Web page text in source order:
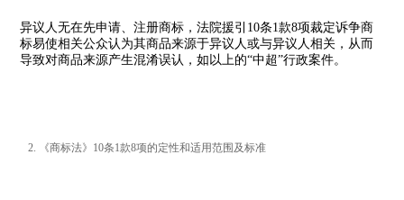
异议人无在先申请、注册商标，法院援引10条1款8项裁定诉争商
标易使相关公众认为其商品来源于异议人或与异议人相关，从而
导致对商品来源产生混淆误认，如以上的“中超”行政案件。
2. 《商标法》10条1款8项的定性和适用范围及标准